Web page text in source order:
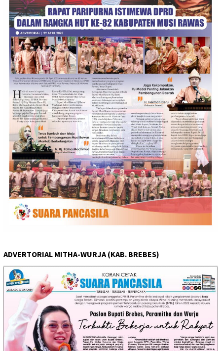
ADVERTORIAL MITHA-WURJA (KAB. BREBES)